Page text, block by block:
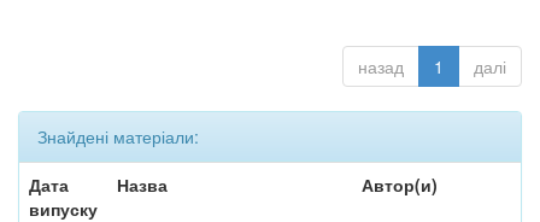
назад 1 далі
Знайдені матеріали:
Дата
випуску
Назва Автор(и)